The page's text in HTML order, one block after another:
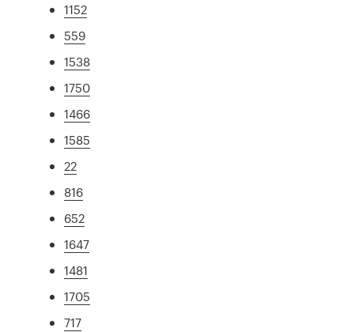
1152
559
1538
1750
1466
1585
22
816
652
1647
1481
1705
717